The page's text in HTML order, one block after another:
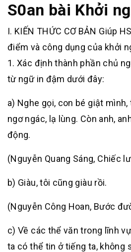
S0an bài Khởi
I. KIẾN THỨC CƠ BẢN Giúp
điểm và công dụng của khởi
1. Xác định thành phần chủ
từ ngữ in đậm dưới đây:
a) Nghe gọi, con bé giật
ngơ ngác, lạ lùng. Còn anh,
động.
(Nguyễn Quang Sáng, Chiếc
b) Giàu, tôi cũng giàu rồi.
(Nguyễn Công Hoan, Bước
c) Về các thể văn trong lĩnh
ta có thể tin ở tiếng ta, không